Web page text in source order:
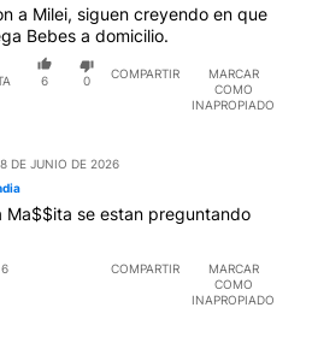
a Milei, siguen creyendo en que
Bebes a domicilio.
6 0
COMPARTIR
MARCAR
COMO
INAPROPIADO
8 DE JUNIO DE 2026
Ma$$ita se estan preguntando
6 COMPARTIR
MARCAR
COMO
INAPROPIADO